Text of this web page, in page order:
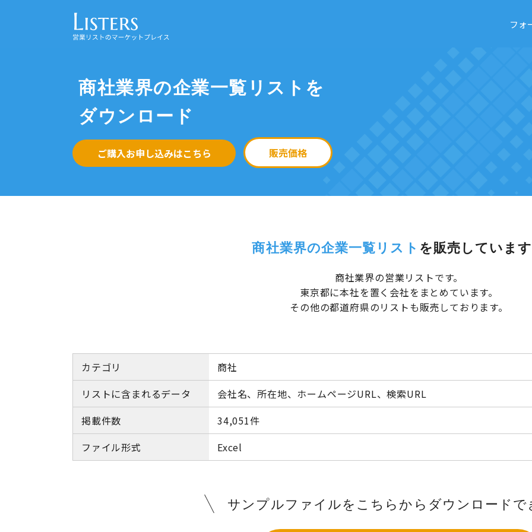
フォ
商社業界の企業一覧リストを
ダウンロード
ご購入お申し込みはこちら 販売価格
商社業界の企業一覧リスト を販売していま
商社業界の営業リストです。
東京都に本社を置く会社をまとめています。
その他の都道府県のリストも販売しております。
カテゴリ
商社
リストに含まれるデータ
会社名、所在地、ホームページURL、検索URL
掲載件数
34,051件
ファイル形式
Excel
サンプルファイルをこちらから ダウンロードで